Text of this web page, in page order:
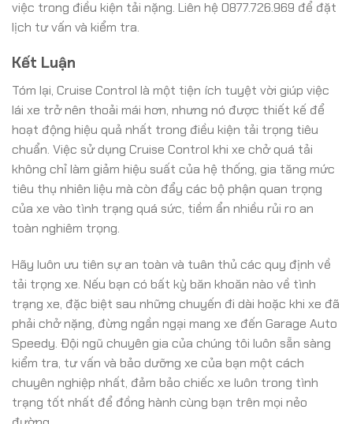
việc trong điều kiện tải nặng. Liên hệ 0877.726.969 để đặt
lịch tư vấn và kiểm tra.
Kết Luận
Tóm lại, Cruise Control là một tiện ích tuyệt vời giúp việc
lái xe trở nên thoải mái hơn, nhưng nó được thiết kế để
hoạt động hiệu quả nhất trong điều kiện tải trọng tiêu
chuẩn. Việc sử dụng Cruise Control khi xe chở quá tải
không chỉ làm giảm hiệu suất của hệ thống, gia tăng mức
tiêu thụ nhiên liệu mà còn đẩy các bộ phận quan trọng
của xe vào tình trạng quá sức, tiềm ẩn nhiều rủi ro an
toàn nghiêm trọng.
Hãy luôn ưu tiên sự an toàn và tuân thủ các quy định về
tải trọng xe. Nếu bạn có bất kỳ băn khoăn nào về tình
trạng xe, đặc biệt sau những chuyến đi dài hoặc khi xe đã
phải chở nặng, đừng ngần ngại mang xe đến Garage Auto
Speedy. Đội ngũ chuyên gia của chúng tôi luôn sẵn sàng
kiểm tra, tư vấn và bảo dưỡng xe của bạn một cách
chuyên nghiệp nhất, đảm bảo chiếc xe luôn trong tình
trạng tốt nhất để đồng hành cùng bạn trên mọi nẻo